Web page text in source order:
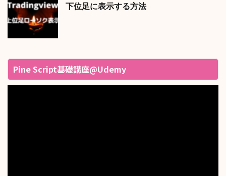
下位足に表示する方法
Pine Script基礎講座@Udemy